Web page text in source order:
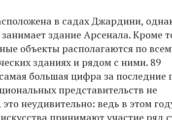
в садах Джардини,
здание Арсенала. Кроме
объекты располагаются по
зданиях и рядом с ними. 89
большая цифра за последние
представительств не
неудивительно: ведь в этом